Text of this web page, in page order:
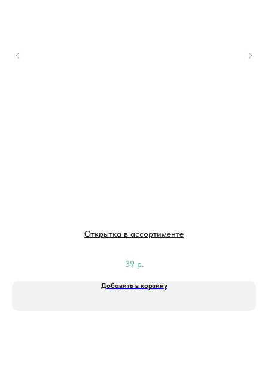
Открытка в ассортименте
39 р.
Добавить в корзину